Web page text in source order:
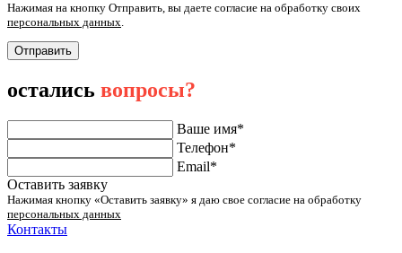
Нажимая на кнопку Отправить, вы даете согласие на обработку своих
персональных данных.
Отправить
остались вопросы?
Ваше имя*
Телефон*
Email*
Оставить заявку
Нажимая кнопку «Оставить заявку» я даю свое согласие на обработку
персональных данных
Контакты